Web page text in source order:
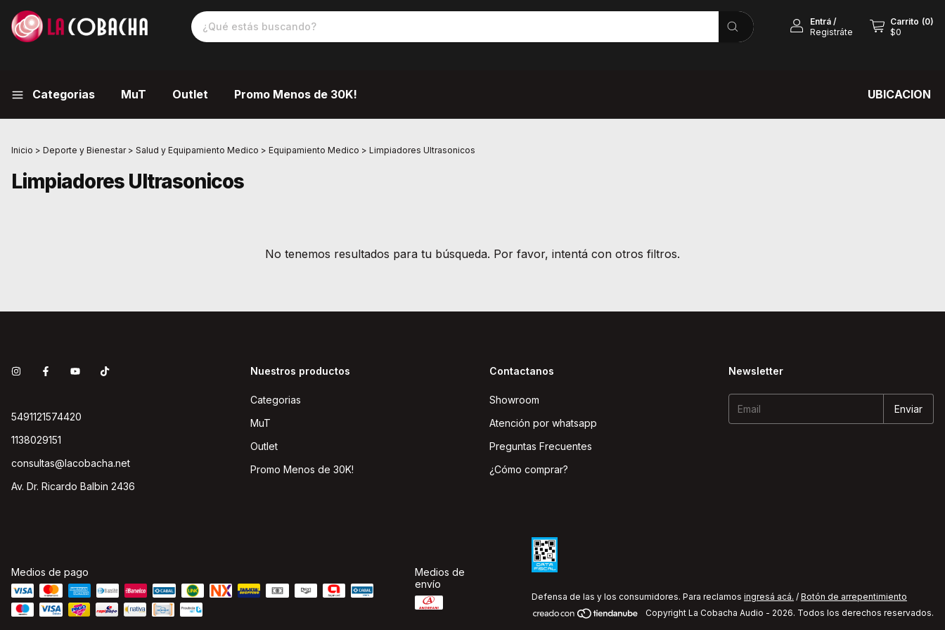
Entrá/
Registráte
Carrito (0)
$0
Categorias MuT Outlet Promo Menos de 30K! UBICACION
Inicio > Deporte y Bienestar > Salud y Equipamiento Medico > Equipamiento Medico > Limpiadores Ultrasonicos
Limpiadores Ultrasonicos
No tenemos resultados para tu búsqueda. Por favor, intentá con otros filtros.
5491121574420
1138029151
consultas@lacobacha.net
Av. Dr. Ricardo Balbin 2436
Nuestros productos
Categorias
MuT
Outlet
Promo Menos de 30K!
Contactanos
Showroom
Atención por whatsapp
Preguntas Frecuentes
¿Cómo comprar?
Newsletter
Medios de pago
Medios de
envío
Defensa de las y los consumidores. Para reclamos ingresá acá. / Botón de arrepentimiento
Copyright La Cobacha Audio - 2026. Todos los derechos reservados.